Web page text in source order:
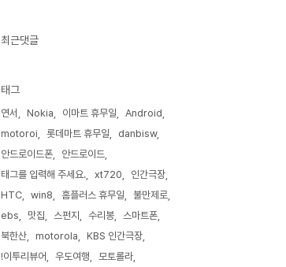
최근댓글
태그
연서 Nokia 이마트 휴무일
Android
motoroi
롯데마트 휴무일
danbisw
안드로이드폰
안드로이드
태그를 입력해 주세요.
xt720
인간극장
HTC
win8 홈플러스 휴무일
불만제로
ebs
맛집 스펀지 수리봉
스마트폰
북한산
motorola
KBS 인간극장
!이투리뷰어
우도여행
모토롤라